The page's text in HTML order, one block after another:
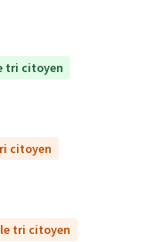
tri citoyen
citoyen
tri citoyen